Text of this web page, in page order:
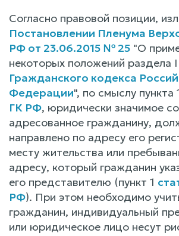
Согласно правовой позиции,
Постановлении Пленума
РФ от 23.06.2015 № 25 "О
некоторых положений раздела
Гражданского кодекса
Федерации", по смыслу пункта
ГК РФ, юридически значимое
адресованное гражданину,
направлено по адресу его
месту жительства или
адресу, который гражданин
его представителю (пункт 1
РФ). При этом необходимо
гражданин, индивидуальный
или юридическое лицо несут